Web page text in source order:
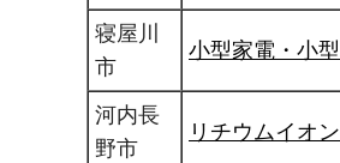
寝屋川
市
小型家電・小
河内長
野市
リチウムイオ